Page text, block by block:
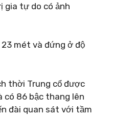
gia tự do có ảnh
mét và đứng ở độ
thời Trung cổ được
có 86 bậc thang lên
đài quan sát với tầm